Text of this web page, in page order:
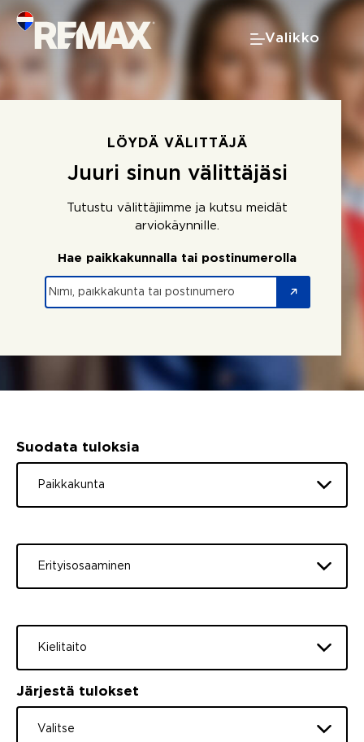
content
Valikko
LÖYDÄ VÄLITTÄJÄ
Juuri sinun välittäjäsi
Tutustu välittäjiimme ja kutsu meidät
arviokäynnille.
Hae paikkakunnalla tai postinumerolla
Suodata tuloksia
Paikkakunta
Erityisosaaminen
Kielitaito
Järjestä tulokset
Valitse